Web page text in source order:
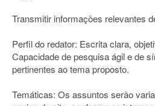
Transmitir informações relevantes
Perfil do redator: Escrita clara,
Capacidade de pesquisa ágil e de
pertinentes ao tema proposto.
Temáticas: Os assuntos serão